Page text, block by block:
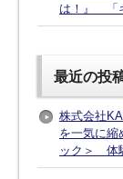
は！』 「
最近の投
株式会社
を一気に縮
ック＞ 体